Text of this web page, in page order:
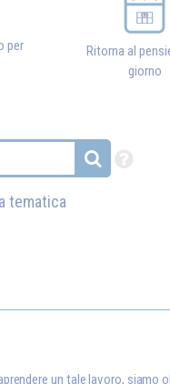
per
Ritorna al
giorno
tematica
un tale lavoro, siamo